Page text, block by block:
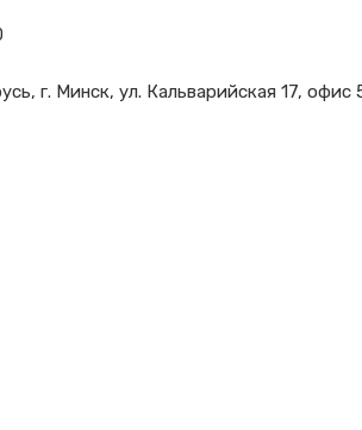
г. Минск, ул. Кальварийская 17, офис